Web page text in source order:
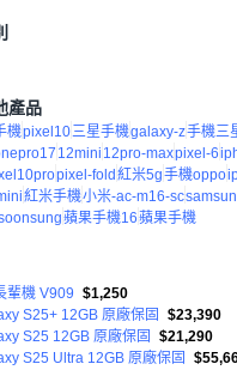
產品
機pixel10三星手機galaxy-z手機三
12mini 12pro-maxpixel-6
pixel-fold 紅米5g手機oppo
紅米手機小米-ac-m16-sc
蘋果手機16蘋果手機
輩機 V909 $1,250
S25+ 12GB 原廠保固
$23,390
S25 12GB 原廠保固
$21,290
S25 Ultra 12GB 原廠保固